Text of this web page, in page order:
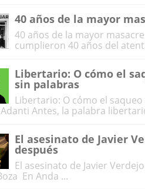
40 años de la mayor
40 años de la mayor
cumplieron 40 años del
Libertario: O cómo el
sin palabras
Libertario: O cómo el
Antes, la palabra
El asesinato de Javier
después
El asesinato de Javier
En Anda ...